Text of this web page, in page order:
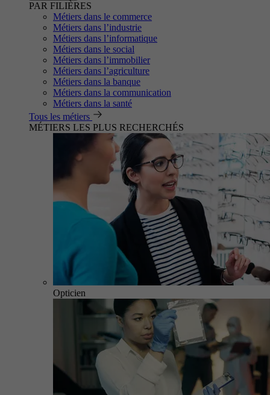
PAR FILIÈRES
Métiers dans le commerce
Métiers dans l’industrie
Métiers dans l’informatique
Métiers dans le social
Métiers dans l’immobilier
Métiers dans l’agriculture
Métiers dans la banque
Métiers dans la communication
Métiers dans la santé
Tous les métiers
MÉTIERS LES PLUS RECHERCHÉS
Opticien